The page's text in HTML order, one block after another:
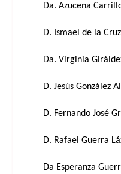
Da. Azucena
D. Ismael de la
Da. Virginia
D. Jesús González
D. Fernando José
D. Rafael Guerra
Da Esperanza